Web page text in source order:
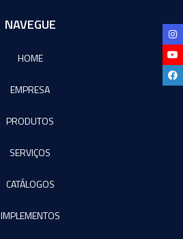
NAVEGUE
HOME
EMPRESA
PRODUTOS
SERVIÇOS
CATÁLOGOS
IMPLEMENTOS